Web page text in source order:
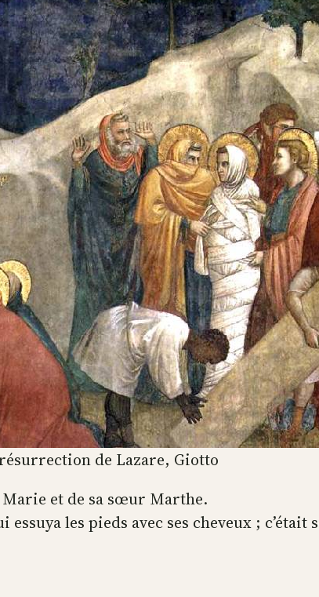
de Lazare, Giotto
et de sa sœur Marthe.
les pieds avec ses cheveux ;